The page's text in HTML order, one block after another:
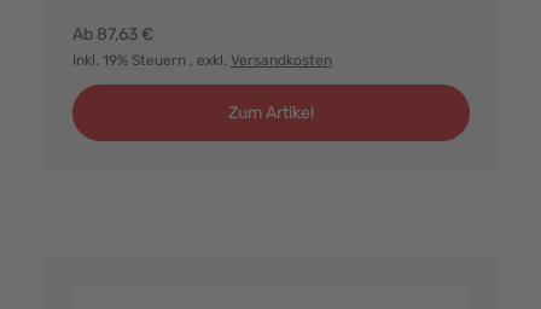
Ab 87,63 €
Inkl. 19% Steuern , exkl. Versandkosten
Zum Artikel